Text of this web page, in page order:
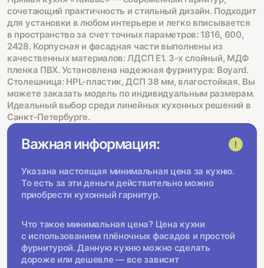
сочетающий практичность и стильный дизайн. Подходит
для установки в любом интерьере и легко вписывается
в пространство за счет точных параметров: 1816, 600,
2428. Корпусная и фасадная части выполнены из
качественных материалов: ЛДСП Е1. 3-х слойный, МДФ
пленка ПВХ. Установлена надежная фурнитура: Boyard.
Столешница: HPL-пластик, ДСП 38 мм, влагостойкая. Вы
можете заказать модель по индивидуальным размерам.
Идеальный выбор среди линейных кухонных решений в
Санкт-Петербурге.
Важная информация:
Указана настоящая минимальная цена за кухню.
То есть за эти деньги действительно можно
приобрести кухонный гарнитур.
Что такое минимальная цена? Цена кухни
с использованием плёночных фасадов и простой
фурнитурой. Данную кухню можно сделать
дороже или дешевле — все зависит